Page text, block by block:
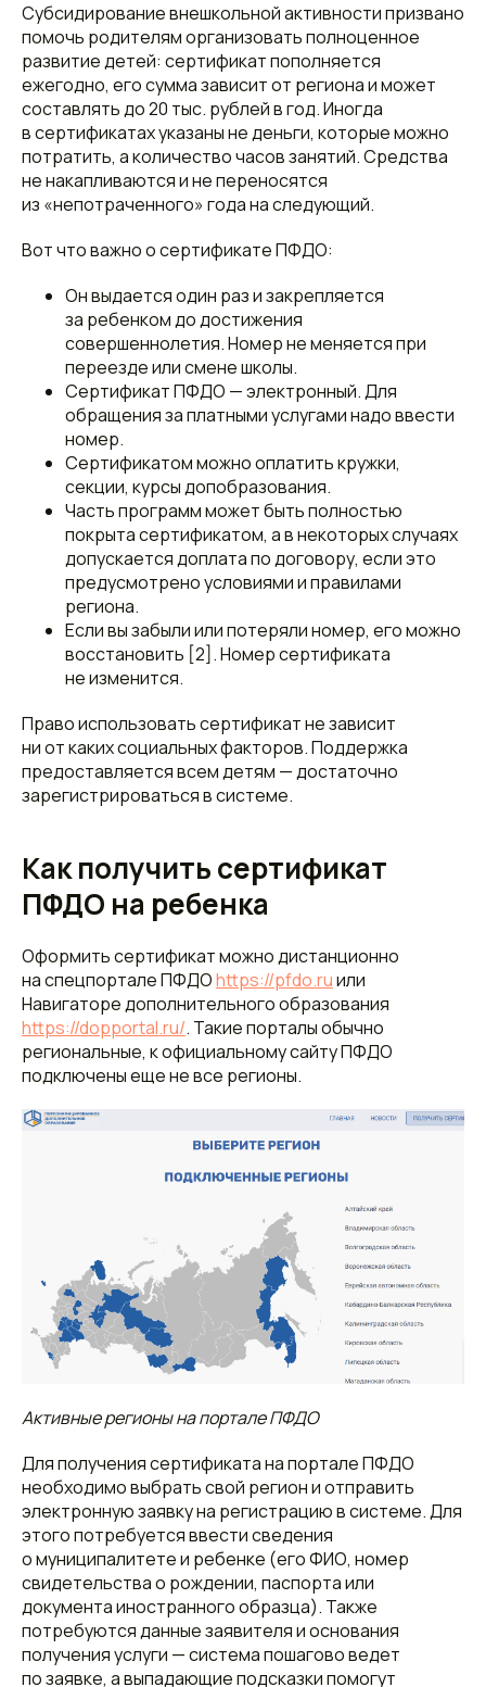
Субсидирование внешкольной активности призвано
помочь родителям организовать полноценное
развитие детей: сертификат пополняется
ежегодно, его сумма зависит от региона и может
составлять до 20 тыс. рублей в год. Иногда
в сертификатах указаны не деньги, которые можно
потратить, а количество часов занятий. Средства
не накапливаются и не переносятся
из «непотраченного» года на следующий.
Вот что важно о сертификате ПФДО:
Он выдается один раз и закрепляется
за ребенком до достижения
совершеннолетия. Номер не меняется при
переезде или смене школы.
Сертификат ПФДО — электронный. Для
обращения за платными услугами надо ввести
номер.
Сертификатом можно оплатить кружки,
секции, курсы допобразования.
Часть программ может быть полностью
покрыта сертификатом, а в некоторых случаях
допускается доплата по договору, если это
предусмотрено условиями и правилами
региона.
Если вы забыли или потеряли номер, его можно
восстановить [2]. Номер сертификата
не изменится.
Право использовать сертификат не зависит
ни от каких социальных факторов. Поддержка
предоставляется всем детям — достаточно
зарегистрироваться в системе.
Как получить сертификат
ПФДО на ребенка
Оформить сертификат можно дистанционно
на спецпортале ПФДОhttps://pfdo.ruили
Навигаторе дополнительного образования
https://dopportal.ru/. Такие порталы обычно
региональные, к официальному сайту ПФДО
подключены еще не все регионы.
Активные регионы на портале ПФДО
Для получения сертификата на портале ПФДО
необходимо выбрать свой регион и отправить
электронную заявку на регистрацию в системе. Для
этого потребуется ввести сведения
о муниципалитете и ребенке (его ФИО, номер
свидетельства о рождении, паспорта или
документа иностранного образца). Также
потребуются данные заявителя и основания
получения услуги — система пошагово ведет
по заявке, а выпадающие подсказки помогут